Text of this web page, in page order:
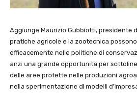
Aggiunge Maurizio Gubbiotti, presidente
pratiche agricole e la zootecnica
efficacemente nelle politiche di
anzi una grande opportunità per
delle aree protette nelle produzioni
nella sperimentazione di modelli